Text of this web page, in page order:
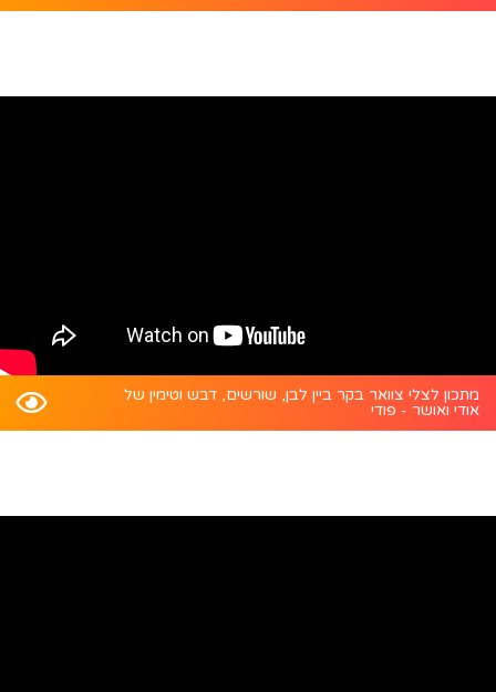
מתכון לצלי צוואר בקר ביין לבן, שורשים, דבש וטימין של
אודי ואושר - פודי
קבל את החוויה הטובה ביותר על ידי התקנת האפליקציה